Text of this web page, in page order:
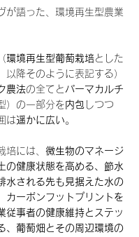
が語った、環境再生型農業
環境再生型葡萄栽培とした
以降そのように表記する）
農法の全てと パーマカルチ
）の一部分を内包 しつつ
は遥かに広い。
培には、 微生物のマネージ
の健康状態を高める、節水
水される先も見据えた水の
カーボンフットプリントを
従事者の健康維持とステッ
、葡萄畑とその周辺環境の